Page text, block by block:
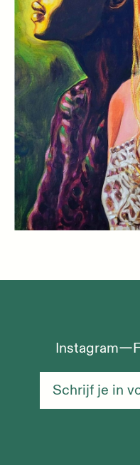
Instagram
Schrijf je in